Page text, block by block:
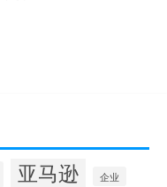
亚马逊 企业